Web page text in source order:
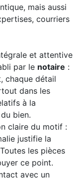
mais aussi
courriers
et attentive
par le notaire :
chaque détail
dans les
à la
bien.
claire du motif :
justifie la
les pièces
ce point.
avec un